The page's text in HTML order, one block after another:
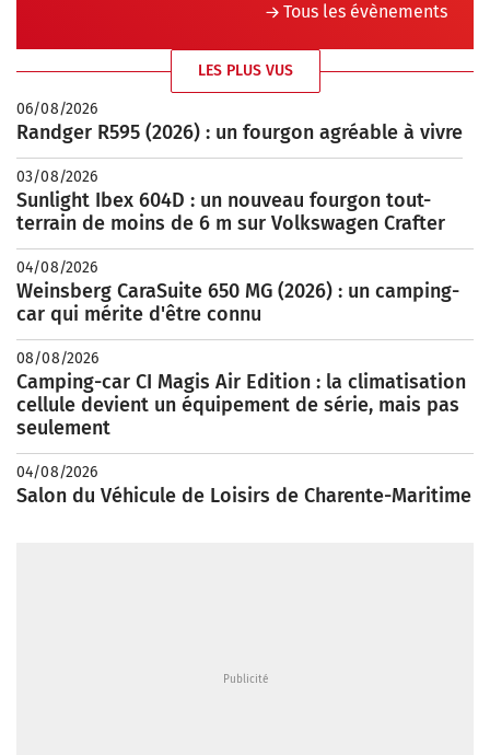
Tous les évènements
LES PLUS VUS
06/08/2026
Randger R595 (2026) : un fourgon agréable à vivre
03/08/2026
Sunlight Ibex 604D : un nouveau fourgon tout-
terrain de moins de 6 m sur Volkswagen Crafter
04/08/2026
Weinsberg CaraSuite 650 MG (2026) : un camping-
car qui mérite d'être connu
08/08/2026
Camping-car CI Magis Air Edition : la climatisation
cellule devient un équipement de série, mais pas
seulement
04/08/2026
Salon du Véhicule de Loisirs de Charente-Maritime